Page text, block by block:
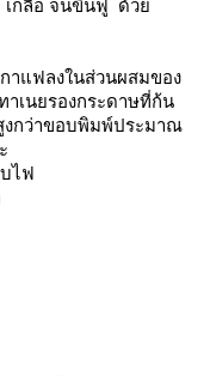
เกลือ จนขึ้นฟู ด้ว
าแฟลงในส่วนผสมของ
าเนยรองกระดาษที่ก้น
กว่าขอบพิมพ์ประมาณ
ไฟ